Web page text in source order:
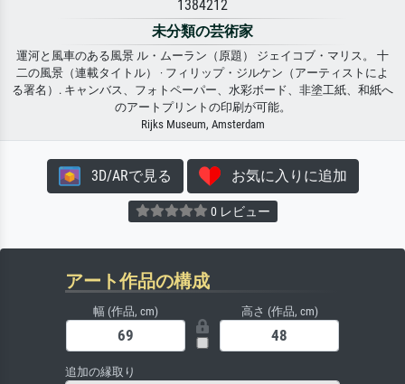
1384212
未分類の芸術家
運河と風車のある風景 ル・ムーラン（原題） ジェイコブ・マリス。 十
二の風景（連載タイトル） · フィリップ・ジルケン（アーティストによ
る署名）. キャンバス、フォトペーパー、水彩ボード、非塗工紙、和紙へ
のアートプリントの印刷が可能。
Rijks Museum, Amsterdam
3D/ARで見る お気に入りに追加
0 レビュー
アート作品の構成
幅 (作品, cm) 高さ (作品, cm)
追加の縁取り